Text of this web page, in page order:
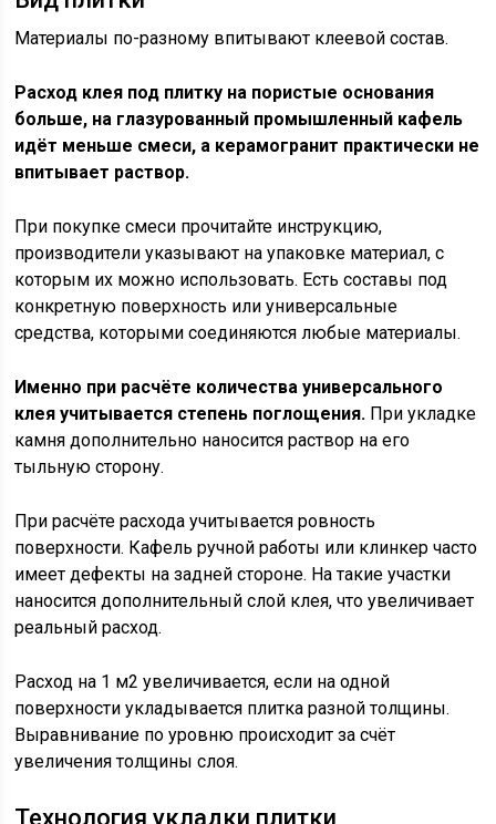
Материалы по-разному впитывают клеевой состав.
Расход клея под плитку на пористые основания
больше, на глазурованный промышленный кафель
идёт меньше смеси, а керамогранит практически не
впитывает раствор.
При покупке смеси прочитайте инструкцию,
производители указывают на упаковке материал, с
которым их можно использовать. Есть составы под
конкретную поверхность или универсальные
средства, которыми соединяются любые материалы.
Именно при расчёте количества универсального
клея учитывается степень поглощения. При укладке
камня дополнительно наносится раствор на его
тыльную сторону.
При расчёте расхода учитывается ровность
поверхности. Кафель ручной работы или клинкер часто
имеет дефекты на задней стороне. На такие участки
наносится дополнительный слой клея, что увеличивает
реальный расход.
Расход на 1 м2 увеличивается, если на одной
поверхности укладывается плитка разной толщины.
Выравнивание по уровню происходит за счёт
увеличения толщины слоя.
Технология укладки плитки